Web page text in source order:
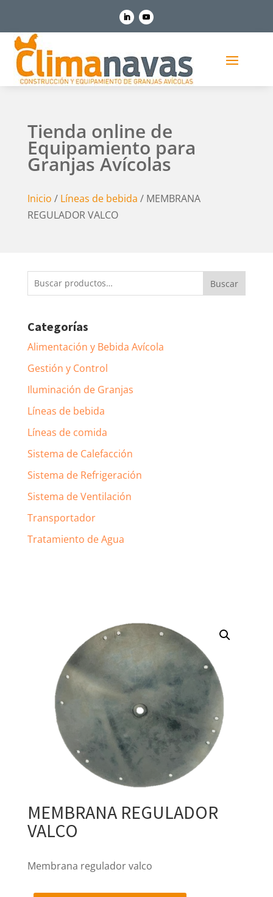
Tienda online de
Equipamiento para
Granjas Avícolas
Inicio / Líneas de bebida / MEMBRANA
REGULADOR VALCO
Buscar
por:
Buscar
Categorías
Alimentación y Bebida Avícola
Gestión y Control
Iluminación de Granjas
Líneas de bebida
Líneas de comida
Sistema de Calefacción
Sistema de Refrigeración
Sistema de Ventilación
Transportador
Tratamiento de Agua
MEMBRANA REGULADOR
VALCO
Membrana regulador valco